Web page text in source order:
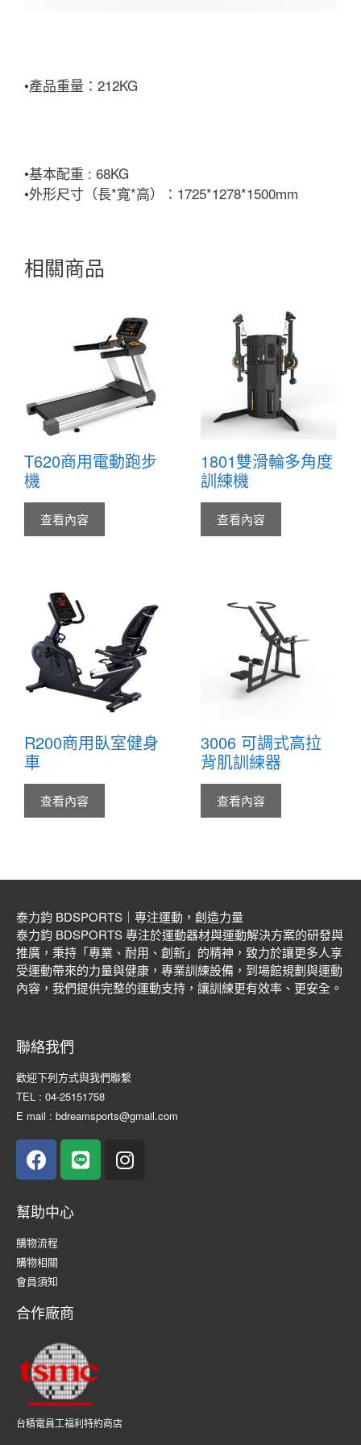
•產品重量：212KG
•基本配重 : 68KG
•外形尺寸（長*寬*高）：1725*1278*1500mm
相關商品
T620商用電動跑步
機
查看內容
1801雙滑輪多角度
訓練機
查看內容
R200商用臥室健身
車
查看內容
3006 可調式高拉
背肌訓練器
查看內容
泰力鈞 BDSPORTS｜專注運動，創造力量
泰力鈞 BDSPORTS 專注於運動器材與運動解決方案的研發與
推廣，秉持「專業、耐用、創新」的精神，致力於讓更多人享
受運動帶來的力量與健康，專業訓練設備，到場館規劃與運動
內容，我們提供完整的運動支持，讓訓練更有效率、更安全。
聯絡我們
歡迎下列方式與我們聯繫
TEL : 04-25151758
E mail : bdreamsports@gmail.com
幫助中心
購物流程
購物相關
會員須知
合作廠商
台積電員工福利特約商店